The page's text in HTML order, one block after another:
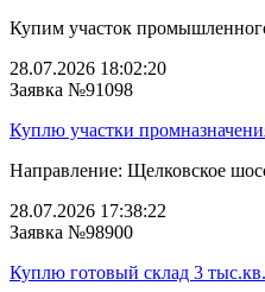
Купим участок
28.07.2026 18:02:20
Заявка №91098
Куплю участки
Направление: Щелковское
28.07.2026 17:38:22
Заявка №98900
Куплю готовый склад 3